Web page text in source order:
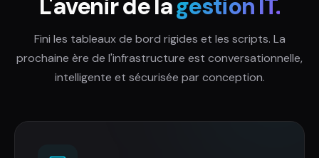
L'avenir de lagestion IT.
Fini les tableaux de bord rigides et les scripts. La
prochaine ère de l'infrastructure est conversationnelle,
intelligente et sécurisée par conception.